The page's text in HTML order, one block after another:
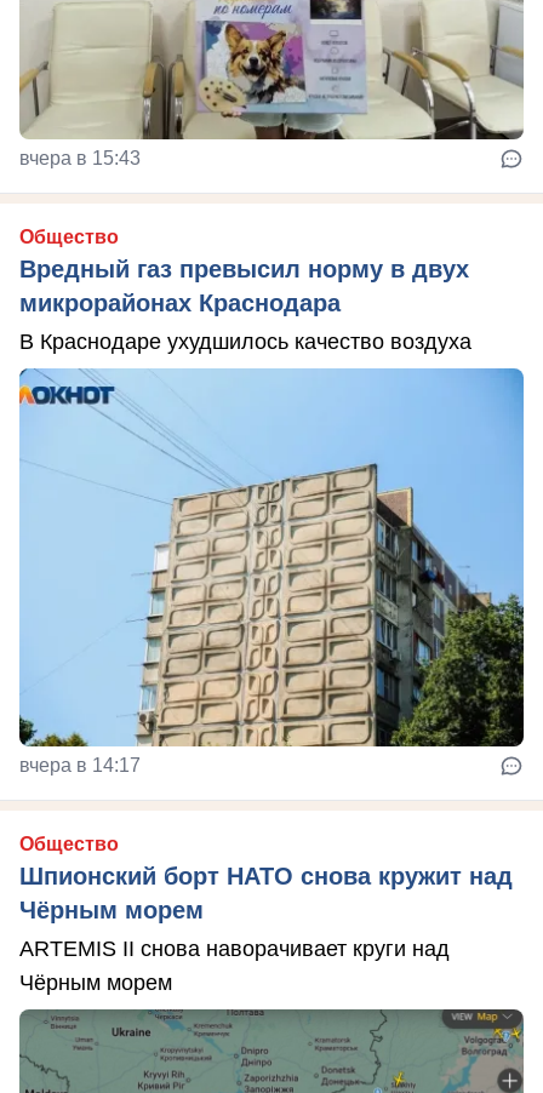
вчера в 15:43
Общество
Вредный газ превысил норму в двух
микрорайонах Краснодара
В Краснодаре ухудшилось качество воздуха
вчера в 14:17
Общество
Шпионский борт НАТО снова кружит над
Чёрным морем
ARTEMIS II снова наворачивает круги над
Чёрным морем